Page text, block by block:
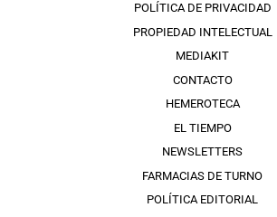
POLÍTICA DE PRIVACIDAD
PROPIEDAD INTELECTUAL
MEDIAKIT
CONTACTO
HEMEROTECA
EL TIEMPO
NEWSLETTERS
FARMACIAS DE TURNO
POLÍTICA EDITORIAL